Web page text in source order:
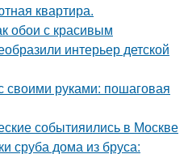
квартира.
обои с красивым
интерьер детской
своими руками: пошаговая
событияились в Москве
сруба дома из бруса: